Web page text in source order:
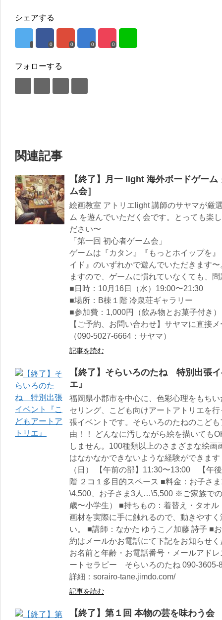
シェアする
0 0 0 0
フォローする
関連記事
【終了】月一 light 海外ボードゲー
ム会］
絵画教室 アトリエlight 講師のサヤマが厳
ム を遊んでいただく会です。とっても楽
ださい〜
「第一回 初心者ゲーム会」
ゲームは『カタン』『もっとホイップを
イド』のいずれかで遊んでいただきます
ますので、ゲームに慣れていなくても、
■日時：10月16日（水）19:00〜21:30
■場所：B棟１階 冷泉荘ギャラリー
■参加費：1,000円（飲み物とお菓子付き）
【ご予約、お問い合わせ】サヤマに直接
（090-5027-6664：サヤマ）
記事を読む
【終了】そらいろのたね 特別出張
エ』
福岡県小郡市を中心に、色彩心理をもち
セリング、こども向けアートアトリエを
張イベントです。そらいろのたねのこど
由！！ どんなに汚しながら絵を描いても
しません。100種類以上のさまざまな絵
はなかなかできないような経験ができま
（日） 【午前の部】11:30〜13:00 【午
階 ２コ１多目的スペース ■料金：お子さ
\4,500、お子さま3人…\5,500 ※ご家族で
歳〜小学生） ■持ちもの：着替え・タオ
画材を実際に手に触れるので、動きやす
い。 ■講師：なかた ゆうこ／加藤 詩子 ■
約はメールかお電話にて下記をお知らせ
お名前と年齢・お電話番号・メールアド
ートセラピー そらいろのたね 090-3605-
詳細：sorairo-tane.jimdo.com/
記事を読む
【終了】第１回 本物の芸を味わう会